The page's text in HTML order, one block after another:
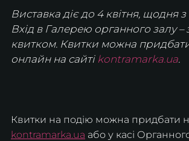
Виставка діє до 4 квітня, щодня з
Вхід в Галерею органного залу –
квитком. Квитки можна придбати
онлайн на сайті kontramarka.ua.
Квитки на подію можна придбати
kontramarka.ua або у касі